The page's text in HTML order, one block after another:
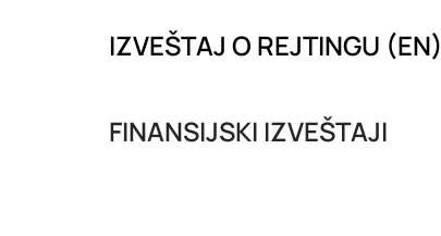
IZVEŠTAJ O REJTINGU (EN)
FINANSIJSKI IZVEŠTAJI